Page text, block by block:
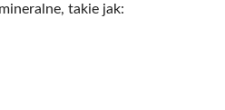
takie jak: